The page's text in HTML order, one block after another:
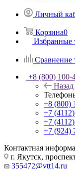
Личный
Корзина0
Избранные
Сравнение
+8 (800) 100-
Назад
+8 (800)
+7
+7
+7 (924)
Контактная
г. Якутск,
355472@vtt14.ru